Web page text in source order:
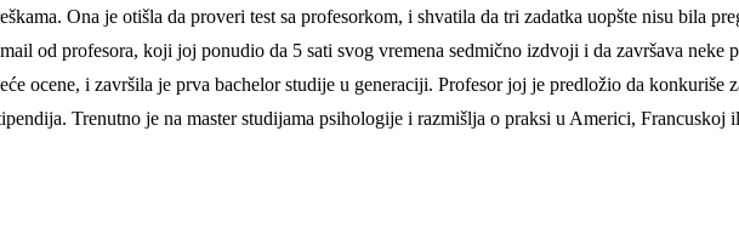
Ona je otišla da proveri test sa profesorkom, i shvatila da tri zadatka uopšte nisu bila
od profesora, koji joj ponudio da 5 sati svog vremena sedmično izdvoji i da završava neke
ocene, i završila je prva bachelor studije u generaciji. Profesor joj je predložio da konkuriše
Trenutno je na master studijama psihologije i razmišlja o praksi u Americi, Francuskoj